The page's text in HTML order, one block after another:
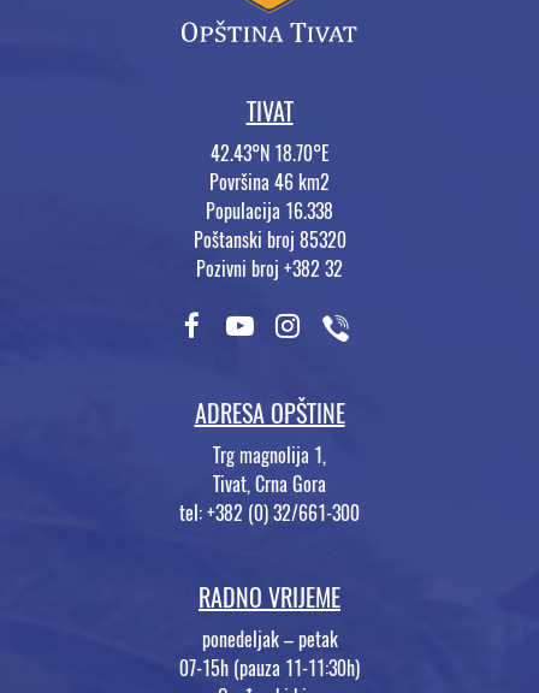
TIVAT
42.43°N 18.70°E
Površina 46 km2
Populacija 16.338
Poštanski broj 85320
Pozivni broj +382 32
ADRESA OPŠTINE
Trg magnolija 1,
Tivat, Crna Gora
tel: +382 (0) 32/661-300
RADNO VRIJEME
ponedeljak – petak
07-15h (pauza 11-11:30h)